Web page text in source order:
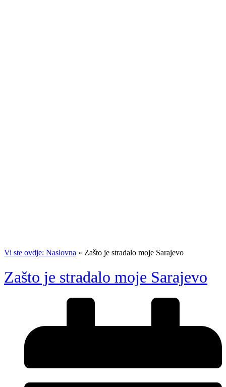
Vi ste ovdje: Naslovna » Zašto je stradalo moje Sarajevo
Zašto je stradalo moje Sarajevo